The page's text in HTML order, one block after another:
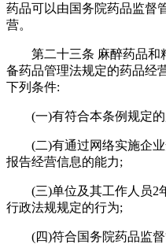
药品可以由国务院药品监督
营。
第二十三条 麻醉药品和
备药品管理法规定的药品经
下列条件:
(一)有符合本条例规定
(二)有通过网络实施企
报告经营信息的能力;
(三)单位及其工作人员2
行政法规规定的行为;
(四)符合国务院药品监